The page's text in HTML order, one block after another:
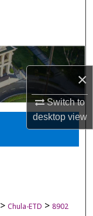
×
Switch to
desktopview
> Chula-ETD > 8902